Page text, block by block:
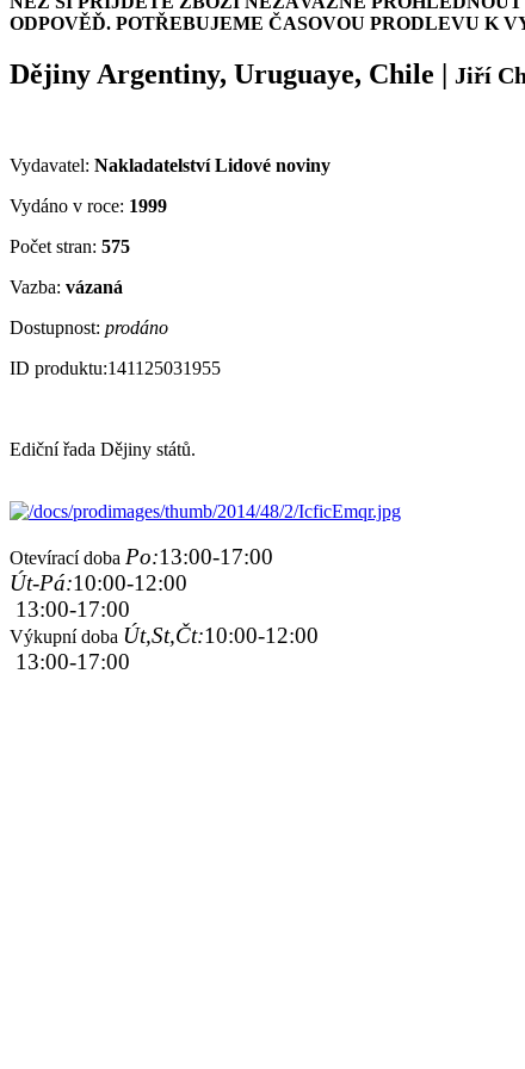
ODPOVĚĎ. POTŘEBUJEME ČASOVOU PRODLEVU K
Dějiny Argentiny, Uruguaye, Chile | Jiří
Vydavatel: Nakladatelství Lidové noviny
Vydáno v roce: 1999
Počet stran: 575
Vazba: vázaná
Dostupnost: prodáno
ID produktu:141125031955
Ediční řada Dějiny států.
Otevírací doba Po:13:00-17:00
Út-Pá:10:00-12:00
13:00-17:00
Výkupní doba Út,St,Čt:10:00-12:00
13:00-17:00